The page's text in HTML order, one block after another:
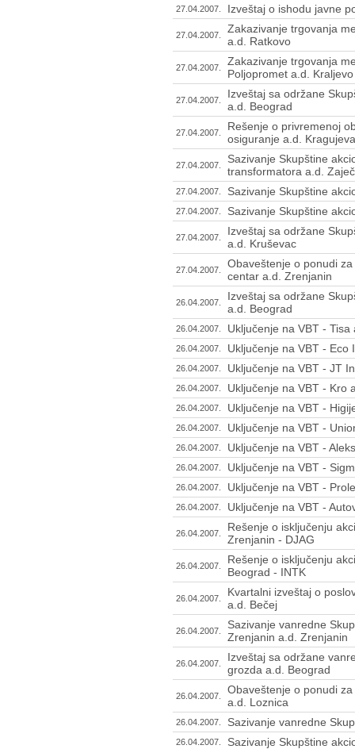
27.04.2007. Izveštaj o ishodu javne
27.04.2007.
Zakazivanje trgovanja
a.d. Ratkovo
27.04.2007.
Zakazivanje trgovanja
Poljopromet a.d. Kraljevo
27.04.2007.
Izveštaj sa održane
a.d. Beograd
27.04.2007.
Rešenje o privremenoj
osiguranje a.d.
27.04.2007.
Sazivanje Skupštine
transformatora a.d.
27.04.2007. Sazivanje Skupštine
27.04.2007. Sazivanje Skupštine
27.04.2007.
Izveštaj sa održane
a.d. Kruševac
27.04.2007.
Obaveštenje o ponudi
centar a.d. Zrenjanin
26.04.2007.
Izveštaj sa održane
a.d. Beograd
26.04.2007. Uključenje na VBT -
26.04.2007. Uključenje na VBT - Eco
26.04.2007. Uključenje na VBT - JT
26.04.2007. Uključenje na VBT - Kro
26.04.2007. Uključenje na VBT -
26.04.2007. Uključenje na VBT -
26.04.2007. Uključenje na VBT -
26.04.2007. Uključenje na VBT -
26.04.2007. Uključenje na VBT -
26.04.2007. Uključenje na VBT -
26.04.2007.
Rešenje o isključenju
Zrenjanin - DJAG
26.04.2007.
Rešenje o isključenju
Beograd - INTK
26.04.2007.
Kvartalni izveštaj o
a.d. Bečej
26.04.2007.
Sazivanje vanredne
Zrenjanin a.d. Zrenjanin
26.04.2007.
Izveštaj sa održane
grozda a.d. Beograd
26.04.2007.
Obaveštenje o ponudi
a.d. Loznica
26.04.2007. Sazivanje vanredne
26.04.2007. Sazivanje Skupštine